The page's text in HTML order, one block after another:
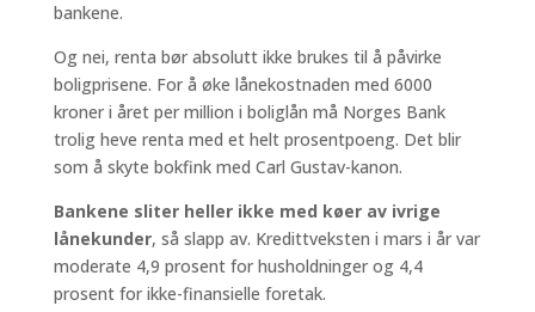
bankene.
Og nei, renta bør absolutt ikke brukes til å påvirke
boligprisene. For å øke lånekostnaden med 6000
kroner i året per million i boliglån må Norges Bank
trolig heve renta med et helt prosentpoeng. Det blir
som å skyte bokfink med Carl Gustav-kanon.
Bankene sliter heller ikke med køer av ivrige
lånekunder, så slapp av. Kredittveksten i mars i år var
moderate 4,9 prosent for husholdninger og 4,4
prosent for ikke-finansielle foretak.